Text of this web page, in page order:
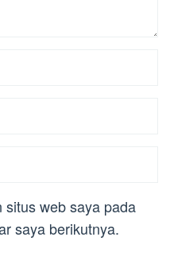
situs web saya pada
saya berikutnya.